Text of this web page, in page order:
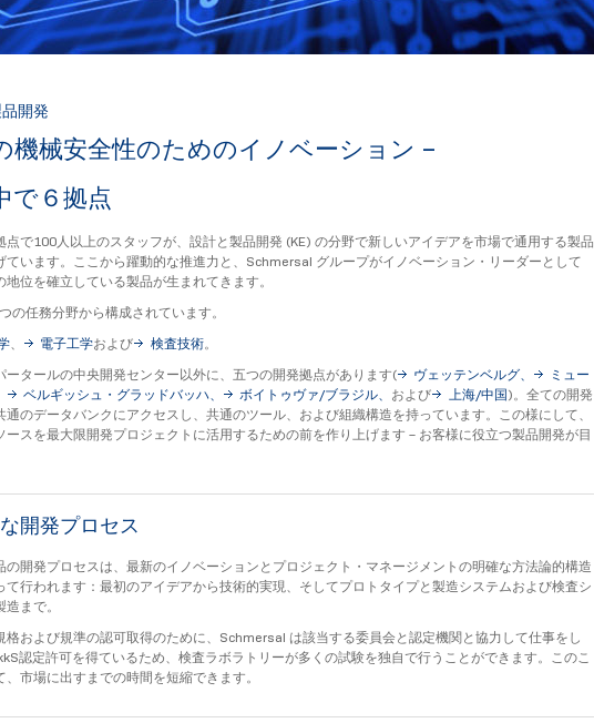
開発
機械安全性のためのイノベーション –
で６拠点
点で100人以上のスタッフが、設計と製品開発 (KE) の分野で新しいアイデアを市場で通用する製品
ています。ここから躍動的な推進力と、Schmersal グループがイノベーション・リーダーとして
地位を確立している製品が生まれてきます。
の任務分野から構成されています。
電子工学および 検査技術。
ータールの中央開発センター以外に、五つの開発拠点があります(
ヴェッテンベルグ、
ミュー
ベルギッシュ・グラッドバッハ、 ボイトゥヴァ/ブラジル、 および 上海/中国)。全ての開発
通のデータバンクにアクセスし、共通のツール、および組織構造を持っています。この様にして、
ースを最大限開発プロジェクトに活用するための前を作り上げます – お客様に役立つ製品開発が目
開発プロセス
の開発プロセスは、最新のイノベーションとプロジェクト・マネージメントの明確な方法論的構造
て行われます：最初のアイデアから技術的実現、そしてプロトタイプと製造システムおよび検査シ
まで。
格および規準の認可取得のために、Schmersal は該当する委員会と認定機関と協力して仕事をし
認定許可を得ているため、検査ラボラトリーが多くの試験を独自で行うことができます。このこ
、市場に出すまでの時間を短縮できます。